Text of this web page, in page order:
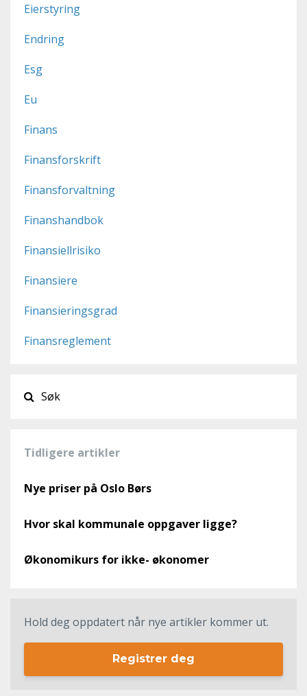
Eierstyring
Endring
Esg
Eu
Finans
Finansforskrift
Finansforvaltning
Finanshandbok
Finansiellrisiko
Finansiere
Finansieringsgrad
Finansreglement
Tidligere artikler
Nye priser på Oslo Børs
Hvor skal kommunale oppgaver ligge?
Økonomikurs for ikke- økonomer
Hold deg oppdatert når nye artikler kommer ut.
Registrer deg